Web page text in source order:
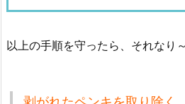
以上の手順を守ったら、それなり